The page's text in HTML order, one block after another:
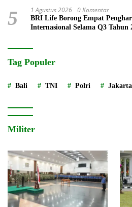
5 1 Agustus 2026 0 Komentar
BRI Life Borong Empat
Internasional Selama Q3 Tahun
Tag Populer
Bali TNI Polri Jakarta
Militer